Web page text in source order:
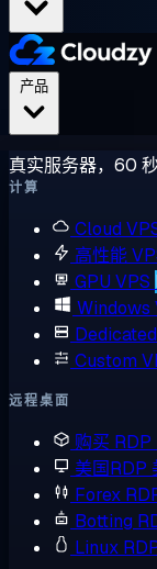
真实服务器，60
计算
Cloud
高性能
GPU VPS
Windows
Custom
远程桌面
购买 RDP
美国RDP
Forex
Botting
Linux